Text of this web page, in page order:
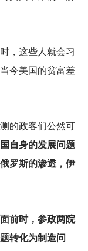
，这些人就会习
今美国的贫富差
的政客们公然可
自身的发展问题
罗斯的渗透，伊
前时，参政两院
转化为制造问